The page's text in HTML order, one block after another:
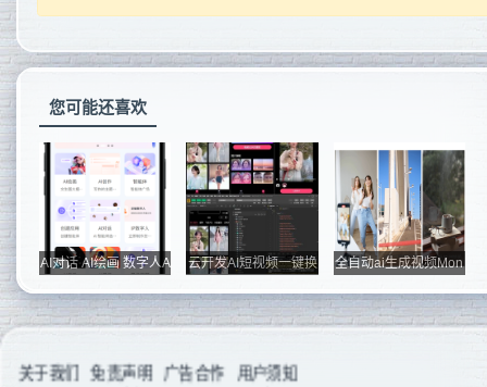
您可能还喜欢
AI对话 AI绘画 数字人A
云开发AI短视频一键换
全自动ai生成视频Mon
关于我们 免责声明 广告合作
用户须知